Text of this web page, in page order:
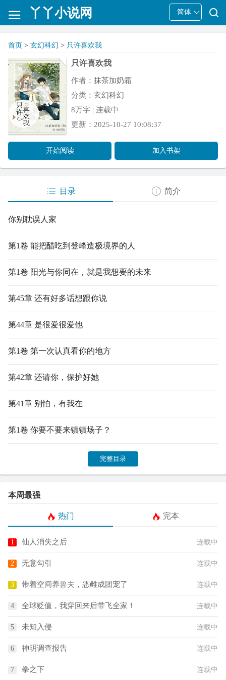
丫丫小说网 简体
首页 > 玄幻科幻 > 只许喜欢我
只许喜欢我
作者： 抹茶加奶霜
分类： 玄幻科幻
8万字 | 连载中
更新：2025-10-27 10:08:37
开始阅读 加入书架
目录 简介
你别耽误人家
第1卷 能把醋吃到登峰造极境界的人
第1卷 阳光与你同在，就是我想要的未来
第45章 还有好多话想跟你说
第44章 是很爱很爱他
第1卷 第一次认真看你的地方
第42章 还请你，保护好她
第41章 别怕，有我在
第1卷 你要不要来镇镇场子？
完整目录
本周最强
热门 完本
仙人消失之后 连载中
无意勾引 连载中
带着空间养兽夫，恶雌成团宠了 连载中
全球贬值，我穿回来后带飞全家！ 连载中
未知入侵 连载中
神明调查报告 连载中
拳之下 连载中